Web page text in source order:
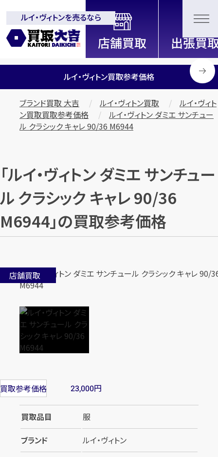
全国2200店舗以上展開中！
信頼と実績の買取専門店「買取大
吉」
ルイ・ヴィトンを売るなら
ルイ・ヴィトン買取参考価格
ブランド買取 大吉 ルイ・ヴィトン買取
ルイ・ヴィト
ン買取買取参考価格
ルイ・ヴィトン ダミエ サンチュー
ル クラシック キャレ 90/36 M6944
「ルイ・ヴィトン ダミエ サンチュー
ル クラシック キャレ 90/36
M6944」の買取参考価格
店舗買取
買取参考価格 23,000円
買取品目
服
ブランド
ルイ・ヴィトン